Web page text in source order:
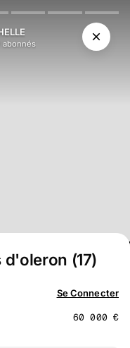
abonnés
(17)
Se Connecter
60 000 €